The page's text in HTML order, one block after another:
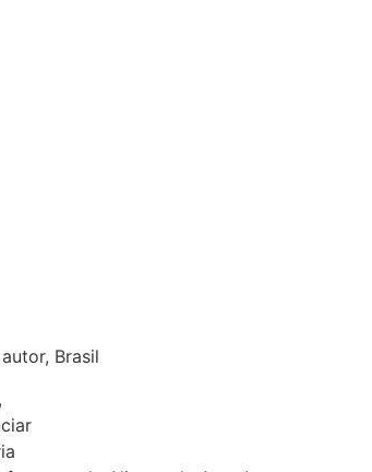
Brasil